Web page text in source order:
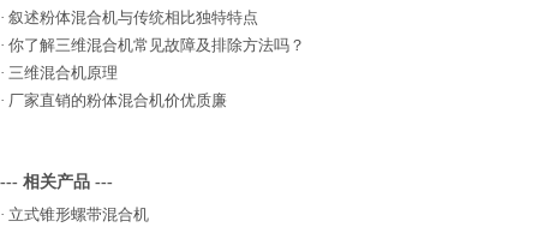
· 叙述粉体混合机与传统相比独特特点
· 你了解三维混合机常见故障及排除方法吗？
· 三维混合机原理
· 厂家直销的粉体混合机价优质廉
--- 相关产品 ---
· 立式锥形螺带混合机